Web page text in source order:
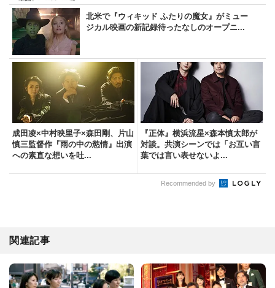
北米で『ウィキッド ふたりの魔女』がミュー
ジカル映画の新記録待ったなしのオープニ...
成田凌×中村映里子×森田剛、片山
慎三監督作『雨の中の慾情』出演
への素直な想いを吐...
『正体』横浜流星×森本慎太郎が
対談。共演シーンでは「お互い言
葉では言い表せないよ...
Recommended by
関連記事